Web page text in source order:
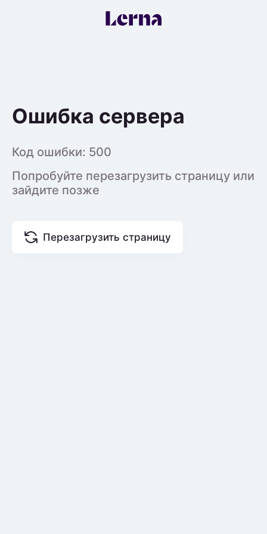
Ошибка сервера
Код ошибки: 500
Попробуйте перезагрузить страницу или
зайдите позже
Перезагрузить страницу